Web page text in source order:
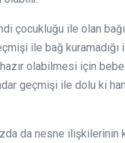
çocukluğu ile olan
ile bağ
hazır olabilmesi için
geçmişi ile dolu ki
da nesne ilişkilerinin